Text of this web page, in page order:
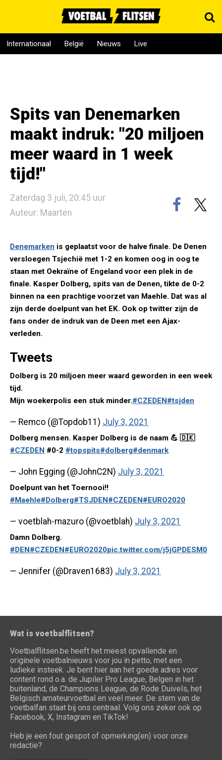
Internationaal België Nieuws Live
Spits van Denemarken
maakt indruk: "20 miljoen
meer waard in 1 week
tijd!"
Zaterdag 3 juli, 20:45 uur
Auteur: Maarten
Denemarken is geplaatst voor de halve finale. De Denen
versloegen Tsjechië met 1-2 en komen oog in oog te
staan met Oekraïne of Engeland voor een plek in de
finale. Kasper Dolberg, spits van de Denen, tikte de 0-2
binnen na een prachtige voorzet van Maehle. Dat was al
zijn derde doelpunt van het EK. Ook op twitter zijn de
fans onder de indruk van de Deen met een Ajax-
verleden.
Tweets
Dolberg is 20 miljoen meer waard geworden in een week
tijd.
Mijn woekerpolis een stuk minder.#CZEDEN#tsjden
— Remco (@Topdob11) July 3, 2021
Dolberg mensen. Kasper Dolberg is de naam 💪 🇩🇰
#CZEDEN #0-2 #topspits#dolberg#denmark
— John Egging (@JohnC2N) July 3, 2021
Doelpunt van het Toernooi!!
#Maehle#Dolberg#TSJDEN#CZEDEN#EURO2020
— voetblah-mazuro (@voetblah) July 3, 2021
Damn Dolberg.
#DEN#CZEDEN#EURO2020pic.twitter.com/j5jGPDESM0
— Jennifer (@Draven1683) July 3, 2021
Wat is voetbalflitsen?
Voetbalflitsen.be heeft het meest opvallende en
originele voetbalnieuws voor jou in petto, met een
ludieke insteek. Je bent hier aan het goede adres voor
content rond o.a. de Jupiler Pro League, Belgen in het
buitenland, de Champions League, de Rode Duivels, het
Belgisch amateurvoetbal en veel meer. De stem van de
voetbalfan staat bij ons centraal. Volg ons zeker ook op
Facebook, X, Instagram en TikTok!
Heb je een fout gespot of opmerking(en) voor onze
redactie?